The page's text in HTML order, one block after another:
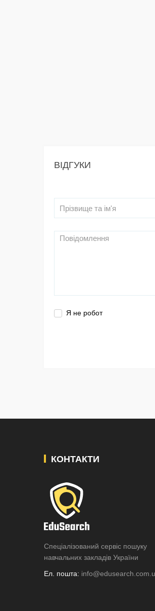
ВІДГУКИ
Я не робот
КОНТАКТИ
Спеціалізований сервіс пошуку
навчальних закладів України
Ел. пошта: